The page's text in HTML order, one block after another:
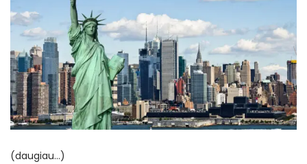
t
d
o
n
7
3
r
u
g
p
j
(daugiau…)